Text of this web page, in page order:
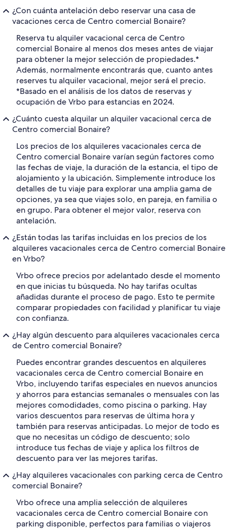
¿Con cuánta antelación debo reservar una casa de
vacaciones cerca de Centro comercial Bonaire?
Reserva tu alquiler vacacional cerca de Centro
comercial Bonaire al menos dos meses antes de viajar
para obtener la mejor selección de propiedades.*
Además, normalmente encontrarás que, cuanto antes
reserves tu alquiler vacacional, mejor será el precio.
*Basado en el análisis de los datos de reservas y
ocupación de Vrbo para estancias en 2024.
¿Cuánto cuesta alquilar un alquiler vacacional cerca de
Centro comercial Bonaire?
Los precios de los alquileres vacacionales cerca de
Centro comercial Bonaire varían según factores como
las fechas de viaje, la duración de la estancia, el tipo de
alojamiento y la ubicación. Simplemente introduce los
detalles de tu viaje para explorar una amplia gama de
opciones, ya sea que viajes solo, en pareja, en familia o
en grupo. Para obtener el mejor valor, reserva con
antelación.
¿Están todas las tarifas incluidas en los precios de los
alquileres vacacionales cerca de Centro comercial Bonaire
en Vrbo?
Vrbo ofrece precios por adelantado desde el momento
en que inicias tu búsqueda. No hay tarifas ocultas
añadidas durante el proceso de pago. Esto te permite
comparar propiedades con facilidad y planificar tu viaje
con confianza.
¿Hay algún descuento para alquileres vacacionales cerca
de Centro comercial Bonaire?
Puedes encontrar grandes descuentos en alquileres
vacacionales cerca de Centro comercial Bonaire en
Vrbo, incluyendo tarifas especiales en nuevos anuncios
y ahorros para estancias semanales o mensuales con las
mejores comodidades, como piscina o parking. Hay
varios descuentos para reservas de última hora y
también para reservas anticipadas. Lo mejor de todo es
que no necesitas un código de descuento; solo
introduce tus fechas de viaje y aplica los filtros de
descuento para ver las mejores tarifas.
¿Hay alquileres vacacionales con parking cerca de Centro
comercial Bonaire?
Vrbo ofrece una amplia selección de alquileres
vacacionales cerca de Centro comercial Bonaire con
parking disponible, perfectos para familias o viajeros